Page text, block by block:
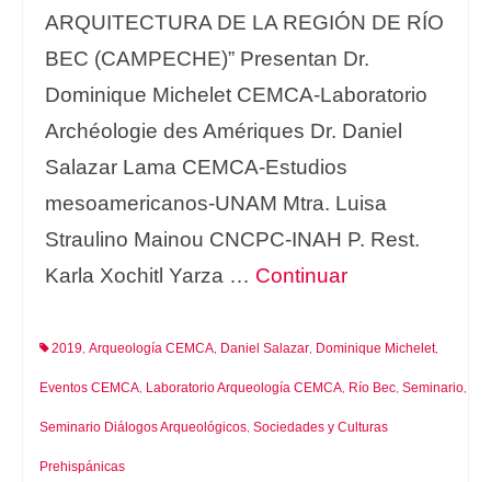
ARQUITECTURA DE LA REGIÓN DE RÍO
BEC (CAMPECHE)” Presentan Dr.
Dominique Michelet CEMCA-Laboratorio
Archéologie des Amériques Dr. Daniel
Salazar Lama CEMCA-Estudios
mesoamericanos-UNAM Mtra. Luisa
Straulino Mainou CNCPC-INAH P. Rest.
Karla Xochitl Yarza … Continuar
2019, Arqueología CEMCA, Daniel Salazar, Dominique Michelet,
Eventos CEMCA, Laboratorio Arqueología CEMCA, Río Bec, Seminario,
Seminario Diálogos Arqueológicos, Sociedades y Culturas
Prehispánicas